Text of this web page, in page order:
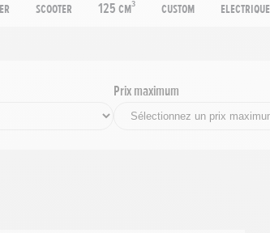
Scooter 125 cm³ Custom Electrique
Prix maximum